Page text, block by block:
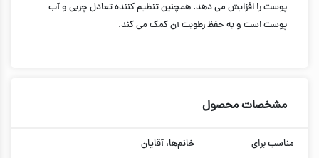
پوست را افزایش می دهد. همچنین تنظیم کننده تعادل چربی و آب
پوست است و به حفظ رطوبت آن کمک می کند.
مشخصات محصول
مناسب برای خانم‌ها، آقایان